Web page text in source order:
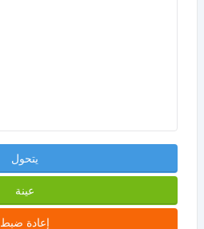
يتحول
عينة
إعادة ضبط